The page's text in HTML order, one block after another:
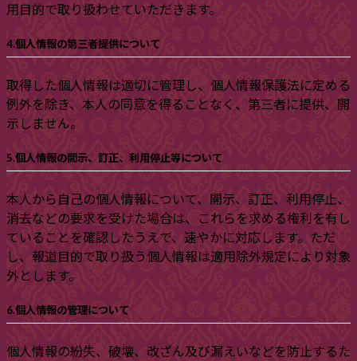
用目的で取り扱わせていただきます。
4.個人情報の第三者提供について
取得した個人情報は適切に管理し、個人情報保護法に定める
例外を除き、本人の同意を得ることなく、第三者に提供、開
示しません。
5.個人情報の開示、訂正、利用停止等について
本人から自己の個人情報について、開示、訂正、利用停止、
消去などの要求を受けた場合は、これらを求める権利を有し
ていることを確認したうえで、速やかに対応します。ただ
し、報道目的で取り扱う個人情報は適用除外規定により対象
外とします。
6.個人情報の管理について
個人情報の紛失、破壊、改ざん及び漏えいなどを防止するた